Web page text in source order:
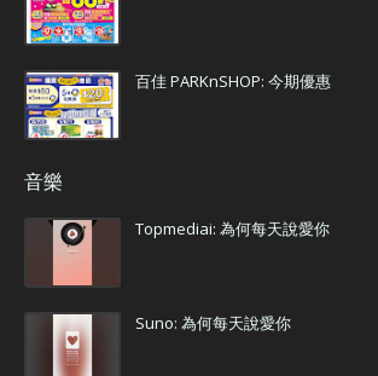
百佳 PARKnSHOP: 今期優惠
音樂
Topmediai: 為何每天說愛你
Suno: 為何每天說愛你